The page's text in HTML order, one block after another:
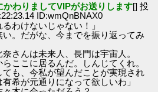
かわりましてVIPがお送りします[] 投
ID:wmQnBNAX0
わけないじゃない！」
。だがな、今までを振り返ってみ
さんは未来人、長門は宇宙人。
ここに居るんだ。しんじてくれ。
ても、今私が望んだことが実現され
希が元通りになって欲しいわ」